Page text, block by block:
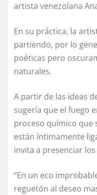
artista venezolana
En su práctica, la
partiendo, por lo
poéticas pero
naturales.
A partir de las ideas
sugería que el fuego
proceso químico que
están íntimamente
invita a presenciar
“En un eco
reguetón al deseo